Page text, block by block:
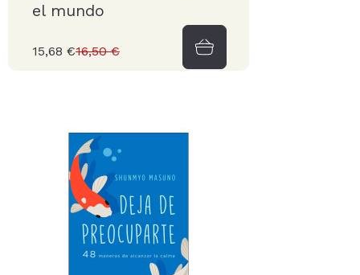
el mundo
15,68 €16,50 €